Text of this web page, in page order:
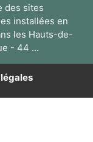
des sites
installées en
les Hauts-de-
- 44 ...